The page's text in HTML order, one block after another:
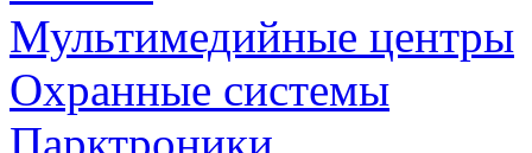
Мультимедийные центры
Охранные системы